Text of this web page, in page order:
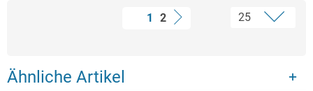
1 2
Ähnliche Artikel